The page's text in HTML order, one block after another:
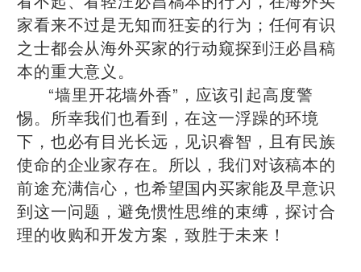
家看来不过是无知而狂妄的行为；任何有识
之士都会从海外买家的行动窥探到汪必昌稿
本的重大意义。
“墙里开花墙外香”，应该引起高度警
惕。所幸我们也看到，在这一浮躁的环境
下，也必有目光长远，见识睿智，且有民族
使命的企业家存在。所以，我们对该稿本的
前途充满信心，也希望国内买家能及早意识
到这一问题，避免惯性思维的束缚，探讨合
理的收购和开发方案，致胜于未来！